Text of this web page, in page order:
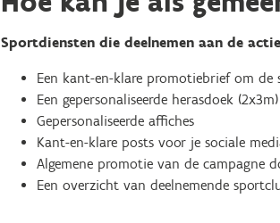
Sportdiensten die deelnemen aan de
Een kant-en-klare promotiebrief om de
Een gepersonaliseerde herasdoek
Gepersonaliseerde affiches
Kant-en-klare posts voor je sociale
Algemene promotie van de campagne
Een overzicht van deelnemende